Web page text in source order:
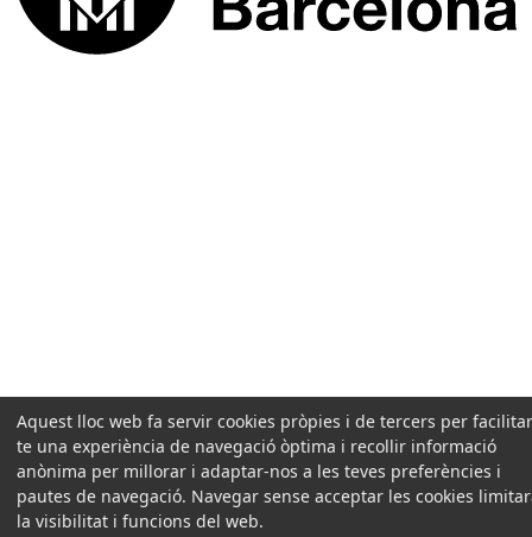
Aquest lloc web fa servir cookies pròpies i de tercers per
te una experiència de navegació òptima i recollir informació
anònima per millorar i adaptar-nos a les teves preferències i
pautes de navegació. Navegar sense acceptar les cookies
la visibilitat i funcions del web.